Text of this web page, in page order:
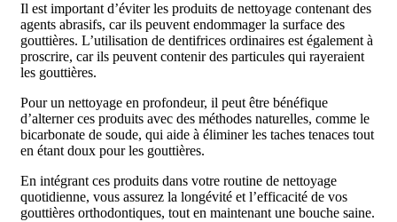
Il est important d’éviter les produits de nettoyage contenant des
agents abrasifs, car ils peuvent endommager la surface des
gouttières. L’utilisation de dentifrices ordinaires est également à
proscrire, car ils peuvent contenir des particules qui rayeraient
les gouttières.
Pour un nettoyage en profondeur, il peut être bénéfique
d’alterner ces produits avec des méthodes naturelles, comme le
bicarbonate de soude, qui aide à éliminer les taches tenaces tout
en étant doux pour les gouttières.
En intégrant ces produits dans votre routine de nettoyage
quotidienne, vous assurez la longévité et l’efficacité de vos
gouttières orthodontiques, tout en maintenant une bouche saine.